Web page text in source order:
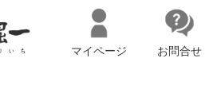
マイページ お問合せ